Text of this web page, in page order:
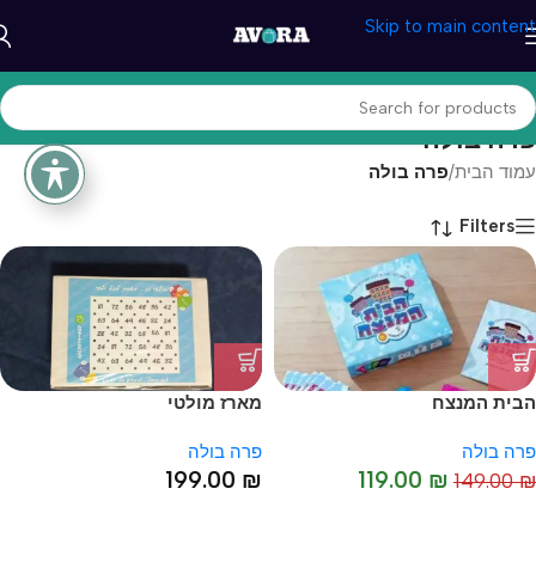
Skip to main content
פרה בולה
עמוד הבית/פרה בולה
Filters
הבית המנצח
פרה בולה
149.00₪
119.00 ₪
מארז מולטי
פרה בולה
199.00 ₪